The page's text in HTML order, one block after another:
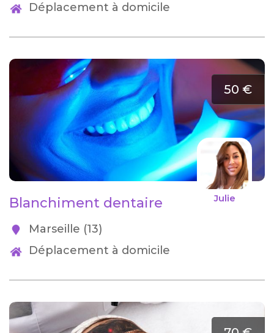
Déplacement à domicile
50 €
Julie
Blanchiment dentaire
Marseille (13)
Déplacement à domicile